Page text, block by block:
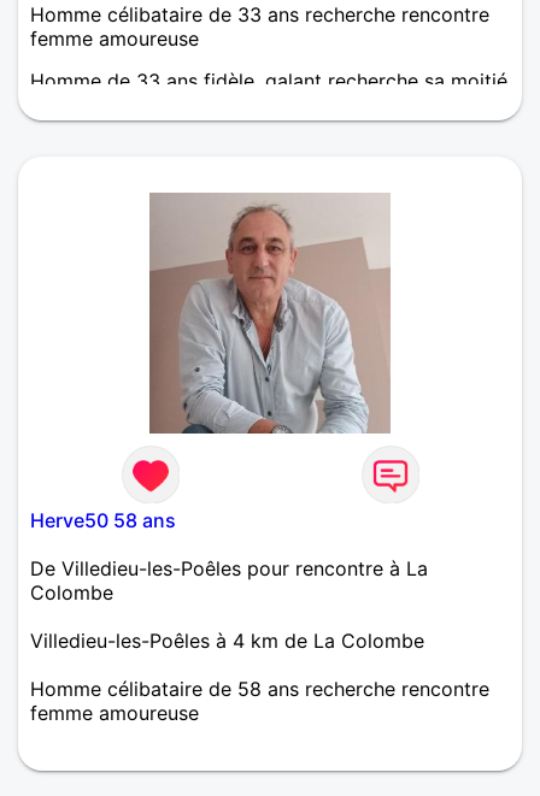
Homme célibataire de 33 ans recherche rencontre
femme amoureuse
Homme de 33 ans fidèle, galant recherche sa moitié
Herve50 58 ans
De Villedieu-les-Poêles pour rencontre à La
Colombe
Villedieu-les-Poêles à 4 km de La Colombe
Homme célibataire de 58 ans recherche rencontre
femme amoureuse
une femme qui aime sortir des sentiers battus et